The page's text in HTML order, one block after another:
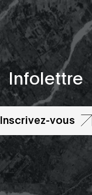
Infolettre
Inscrivez-vous